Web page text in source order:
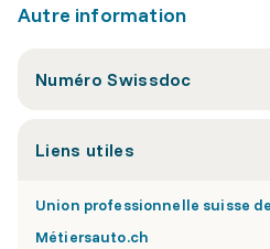
Autre information
Numéro Swissdoc
Liens utiles
Union professionnelle suisse
Métiersauto.ch